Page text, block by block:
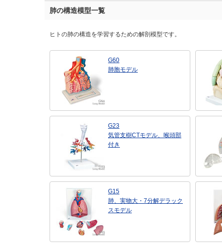
肺の構造模型一覧
ヒトの肺の構造を学習するための解剖模型です。
G60
肺胞モデル
G23
気管支樹CTモデル、喉頭部
付き
G15
肺、実物大・7分解デラック
スモデル